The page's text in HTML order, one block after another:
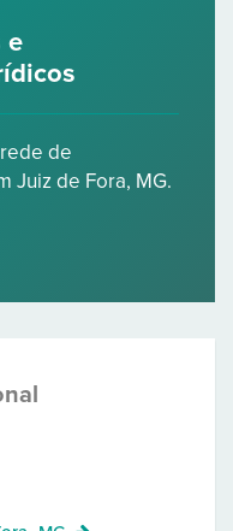
e
de
Juiz de Fora, MG.